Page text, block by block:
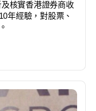
核實香港證券商收
年經驗，對股票、